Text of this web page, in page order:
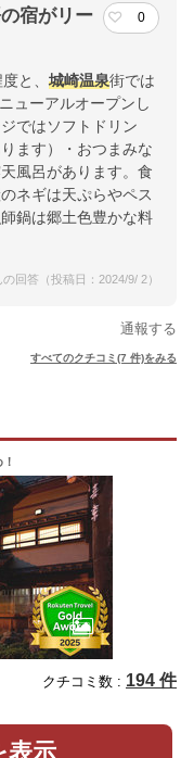
宿がリー
0
と、 城崎温泉街では
ューアルオープンし
ではソフトドリン
ます）・おつまみな
風呂があります。食
ネギは天ぷらやペス
鍋は郷土色豊かな料
回答（投稿日：2024/9/ 2）
通報する
すべてのクチコミ(7 件)をみる
クチコミ数 : 194 件
表示